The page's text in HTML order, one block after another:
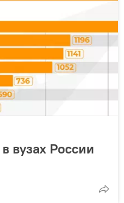
вузах России